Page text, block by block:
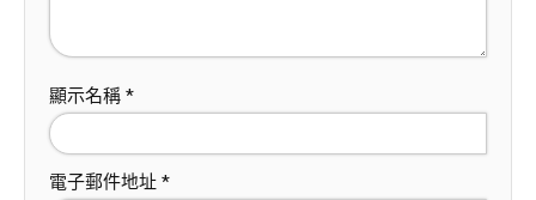
顯示名稱 *
電子郵件地址 *